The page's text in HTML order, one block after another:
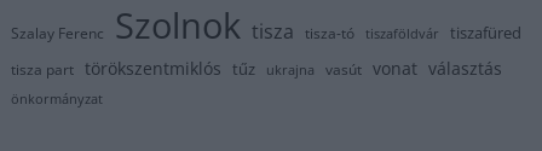
Szalay Ferenc Szolnok tisza tisza-tó tiszaföldvár tiszafüred
tisza part törökszentmiklós tűz ukrajna vasút vonat választás
önkormányzat